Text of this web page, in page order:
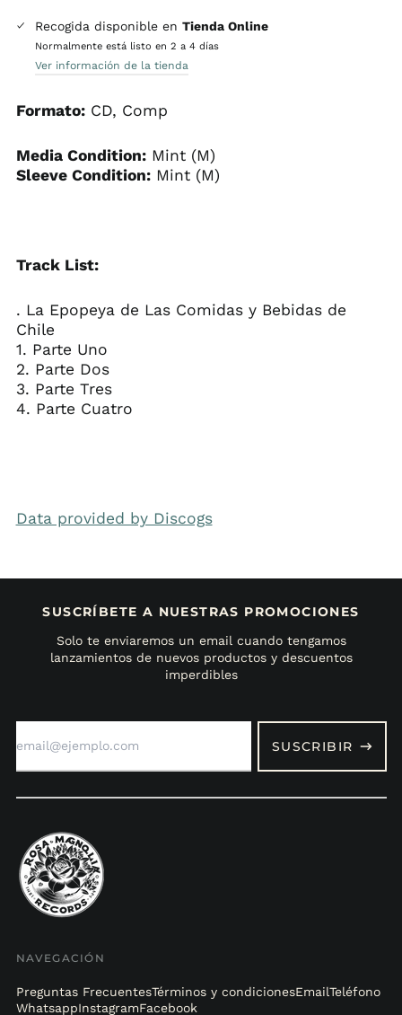
Recogida disponible en Tienda Online
Normalmente está listo en 2 a 4 días
Ver información de la tienda
Formato:CD, Comp
Media Condition:Mint (M)
Sleeve Condition:Mint (M)
Track List:
. La Epopeya de Las Comidas y Bebidas de
Chile
1. Parte Uno
2. Parte Dos
3. Parte Tres
4. Parte Cuatro
Data provided by Discogs
SUSCRÍBETE A NUESTRAS PROMOCIONES
Solo te enviaremos un email cuando tengamos
lanzamientos de nuevos productos y descuentos
imperdibles
SUSCRIBIR
NAVEGACIÓN
Preguntas FrecuentesTérminos y condicionesEmailTeléfono
WhatsappInstagramFacebook